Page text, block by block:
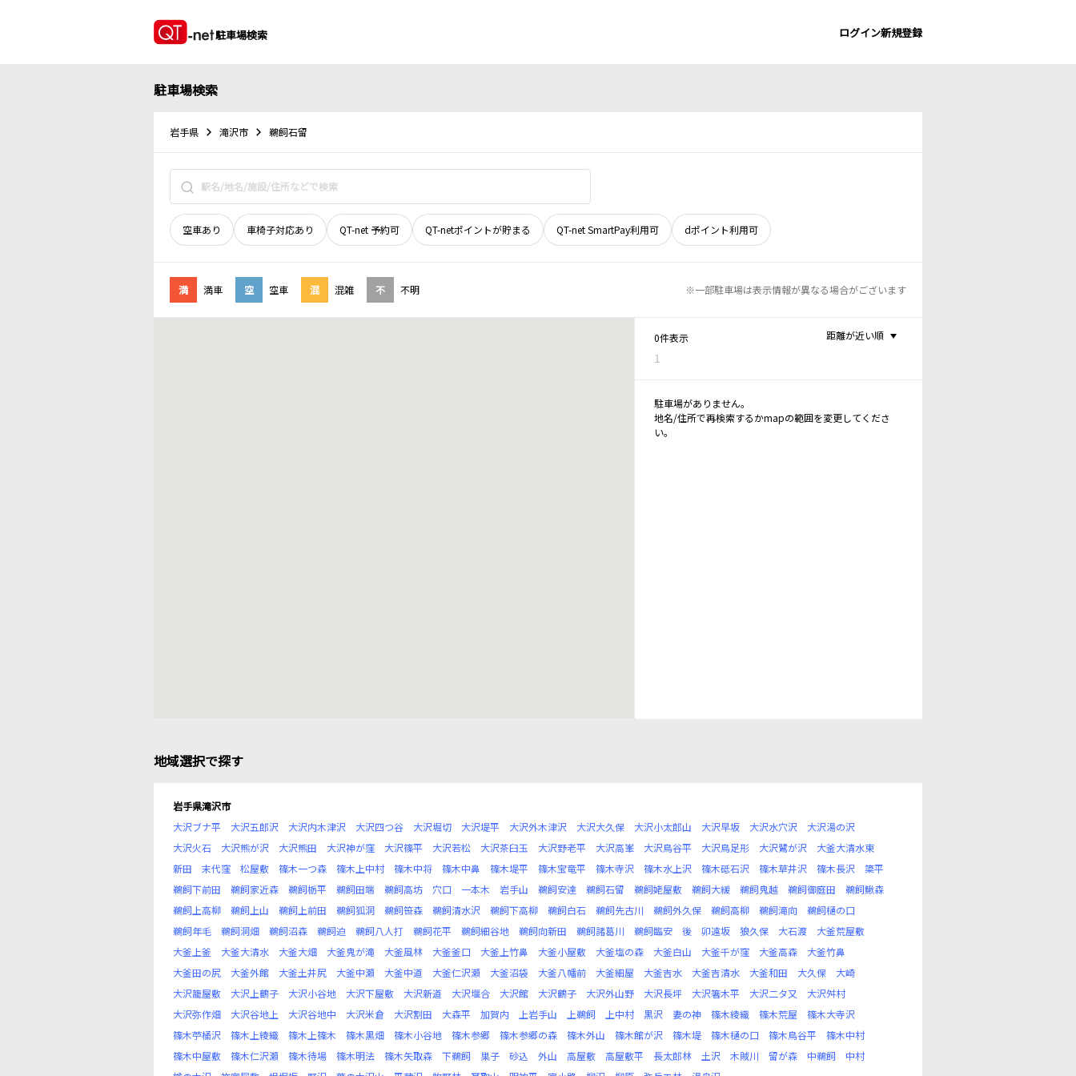
駐車場検索 ログイン新規登録
駐車場検索
岩手県 滝沢市 鵜飼石留
空車あり 車椅子対応あり QT-net 予約可 QT-netポイントが貯まる QT-net SmartPay利用可 dポイント利用可
満 満車 空 空車 混 混雑 不 不明 ※一部駐車場は表示情報が異なる場合がございます
0件表示
1
距離が近い順
駐車場がありません。
地名/住所で再検索するかmapの範囲を変更してくださ
い。
地域選択で探す
岩手県滝沢市
大沢ブナ平
大沢五郎沢 大沢内木津沢 大沢四つ谷 大沢堀切 大沢堤平 大沢外木津沢 大沢大久保 大沢小太郎山 大沢早坂 大沢水穴沢
大沢湯の沢
大沢火石
大沢熊が沢 大沢熊田 大沢神が窪 大沢篠平 大沢若松 大沢茶臼玉 大沢野老平 大沢高峯 大沢鳥谷平 大沢鳥足形 大沢鷺が沢
大釜大清水東
新田
末代窪 松屋敷 篠木一つ森 篠木上中村 篠木中将 篠木中鼻 篠木堤平 篠木宝竜平 篠木寺沢 篠木水上沢 篠木砥石沢 篠木草井沢 篠木長沢
簗平
鵜飼下前田
鵜飼家近森 鵜飼栃平 鵜飼田端 鵜飼高坊 穴口 一本木 岩手山 鵜飼安達 鵜飼石留 鵜飼姥屋敷 鵜飼大緩 鵜飼鬼越 鵜飼御庭田
鵜飼鰍森
鵜飼上高柳
鵜飼上山 鵜飼上前田 鵜飼狐洞 鵜飼笹森 鵜飼清水沢 鵜飼下高柳 鵜飼白石 鵜飼先古川 鵜飼外久保 鵜飼高柳 鵜飼滝向
鵜飼樋の口
鵜飼年毛
鵜飼洞畑 鵜飼沼森 鵜飼迫 鵜飼八人打 鵜飼花平 鵜飼細谷地 鵜飼向新田 鵜飼諸葛川 鵜飼臨安 後 卯遠坂 狼久保 大石渡
大釜荒屋敷
大釜上釜
大釜大清水 大釜大畑 大釜鬼が滝 大釜風林 大釜釜口 大釜上竹鼻 大釜小屋敷 大釜塩の森 大釜白山 大釜千が窪 大釜高森
大釜竹鼻
大釜田の尻
大釜外館 大釜土井尻 大釜中瀬 大釜中道 大釜仁沢瀬 大釜沼袋 大釜八幡前 大釜細屋 大釜吉水 大釜吉清水 大釜和田 大久保
大崎
大沢籠屋敷
大沢上鶴子 大沢小谷地 大沢下屋敷 大沢新道 大沢堰合 大沢館 大沢鶴子 大沢外山野 大沢長坪 大沢箸木平 大沢二タ又
大沢舛村
大沢弥作畑
大沢谷地上 大沢谷地中 大沢米倉 大沢割田 大森平 加賀内 上岩手山 上鵜飼 上中村 黒沢 妻の神 篠木綾織 篠木荒屋
篠木大寺沢
篠木苧桶沢
篠木上綾織 篠木上篠木 篠木黒畑 篠木小谷地 篠木参郷 篠木参郷の森 篠木外山 篠木館が沢 篠木堤 篠木樋の口 篠木鳥谷平
篠木中村
篠木中屋敷
篠木仁沢瀬 篠木待場 篠木明法 篠木矢取森 下鵜飼 巣子 砂込 外山 高屋敷 高屋敷平 長太郎林 土沢 木賊川 留が森 中鵜飼
中村